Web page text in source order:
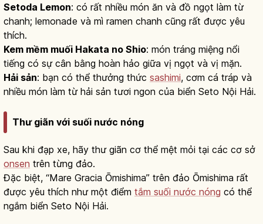
Setoda Lemon: có rất nhiều món ăn và đồ ngọt làm từ
chanh; lemonade và mì ramen chanh cũng rất được yêu
thích.
Kem mềm muối Hakata no Shio: món tráng miệng nổi
tiếng có sự cân bằng hoàn hảo giữa vị ngọt và vị mặn.
Hải sản: bạn có thể thưởng thức sashimi, cơm cá tráp và
nhiều món làm từ hải sản tươi ngon của biển Seto Nội Hải.
Thư giãn với suối nước nóng
Sau khi đạp xe, hãy thư giãn cơ thể mệt mỏi tại các cơ sở
onsen trên từng đảo.
Đặc biệt, “Mare Gracia Ōmishima” trên đảo Ōmishima rất
được yêu thích như một điểm tắm suối nước nóng có thể
ngắm biển Seto Nội Hải.